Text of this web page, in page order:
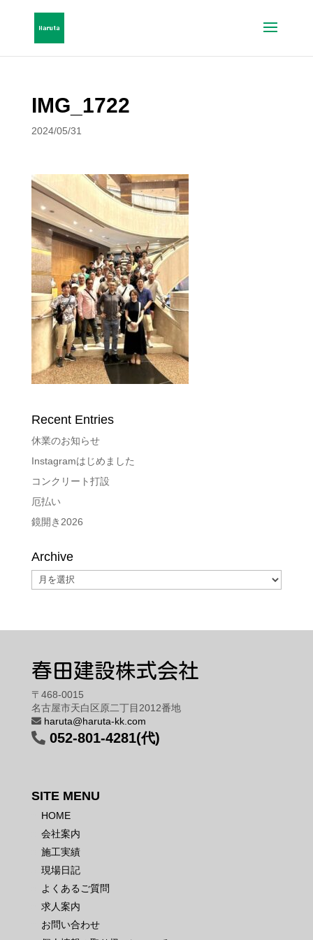
IMG_1722
2024/05/31
Recent Entries
休業のお知らせ
Instagramはじめました
コンクリート打設
厄払い
鏡開き2026
Archive
Archive
春田建設株式会社
〒468-0015
名古屋市天白区原二丁目2012番地
haruta@haruta-kk.com
052-801-4281(代)
SITE MENU
HOME
会社案内
施工実績
現場日記
よくあるご質問
求人案内
お問い合わせ